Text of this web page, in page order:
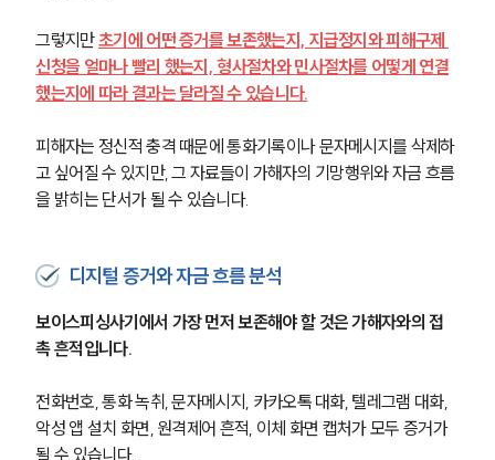
그렇지만 초기에 어떤 증거를 보존했는지, 지급정지와 피해구제
신청을 얼마나 빨리 했는지, 형사절차와 민사절차를 어떻게 연결
했는지에 따라 결과는 달라질 수 있습니다.
피해자는 정신적 충격 때문에 통화기록이나 문자메시지를 삭제하
고 싶어질 수 있지만, 그 자료들이 가해자의 기망행위와 자금 흐름
을 밝히는 단서가 될 수 있습니다.
디지털 증거와 자금 흐름 분석
보이스피싱사기에서 가장 먼저 보존해야 할 것은 가해자와의 접
촉 흔적입니다.
전화번호, 통화 녹취, 문자메시지, 카카오톡 대화, 텔레그램 대화,
악성 앱 설치 화면, 원격제어 흔적, 이체 화면 캡처가 모두 증거가
될 수 있습니다.